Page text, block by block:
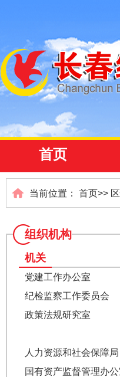
首页
当前位置： 首页>>
组织机构
机关
党建工作办公室
纪检监察工作委员会
政策法规研究室
人力资源和社会保障局
国有资产监督管理办